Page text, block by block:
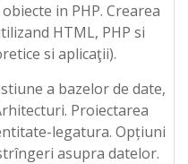
in PHP. Crearea
HTML, PHP si
si aplicaţii).
a bazelor de date,
Proiectarea
legatura. Opțiuni
asupra datelor.